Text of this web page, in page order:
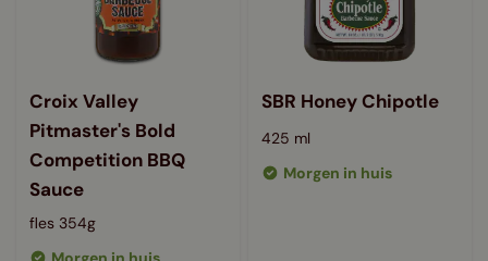
Croix Valley
Pitmaster's Bold
Competition BBQ
Sauce
fles 354g
SBR Honey Chipotle
425 ml
Morgen in huis